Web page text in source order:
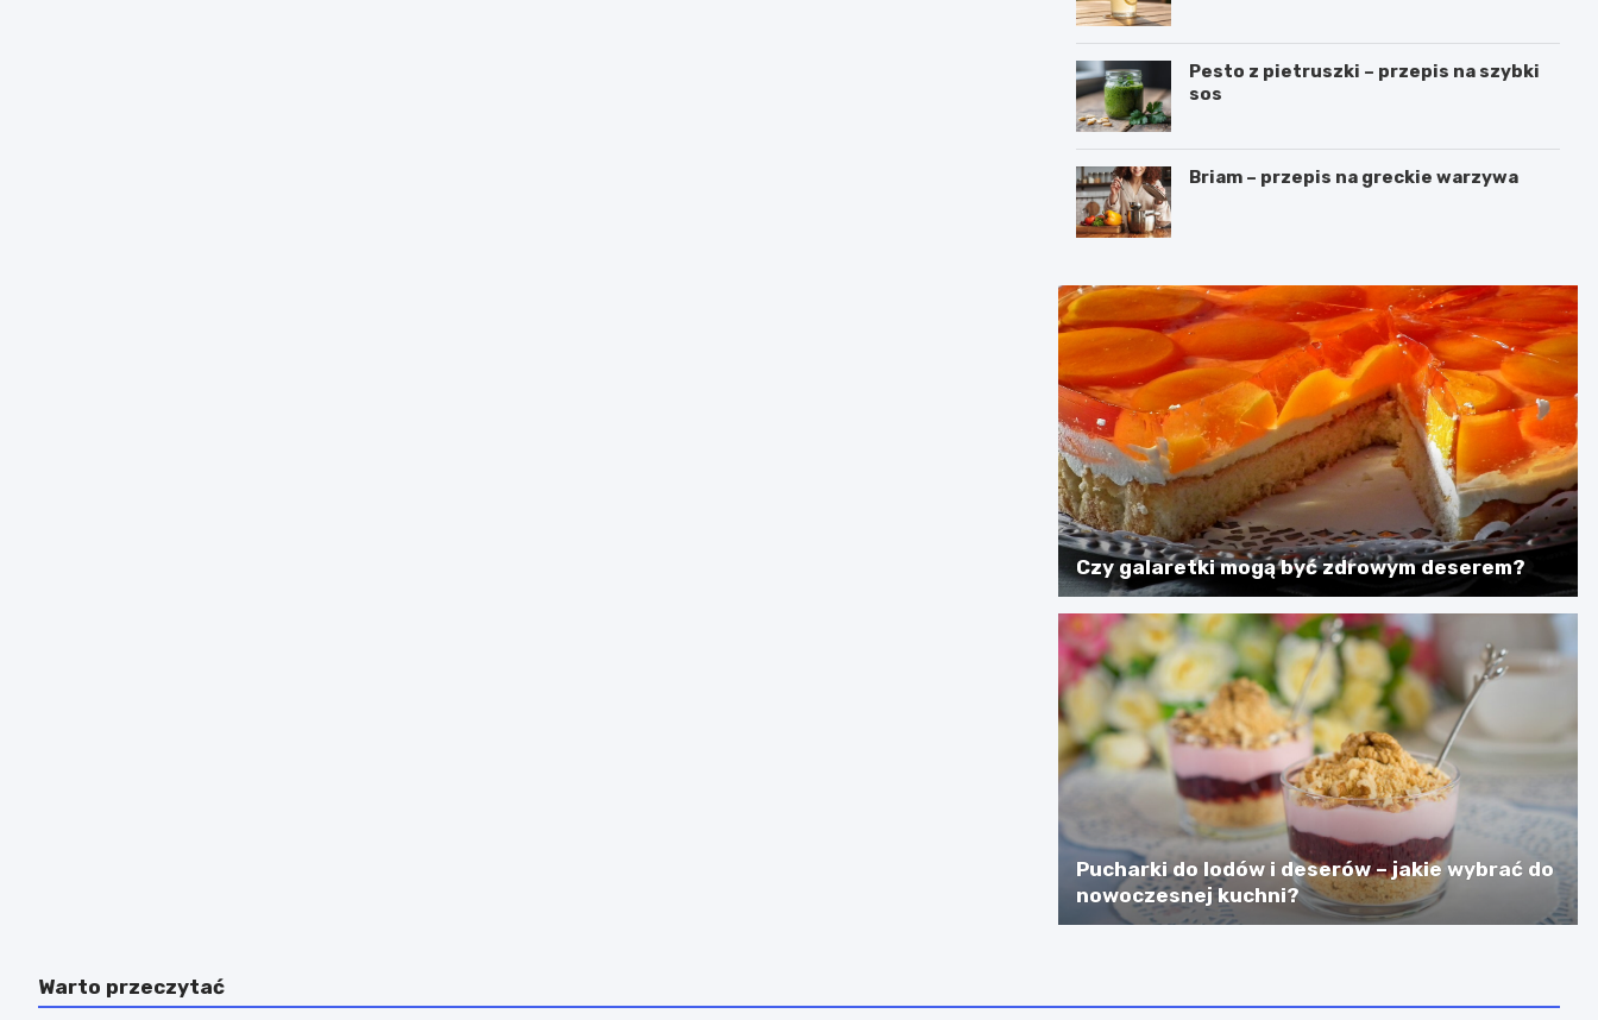
Pesto z pietruszki – przepis na szybki
sos
Briam – przepis na greckie warzywa
Czy galaretki mogą być zdrowym deserem?
Pucharki do lodów i deserów – jakie wybrać do
nowoczesnej kuchni?
Warto przeczytać